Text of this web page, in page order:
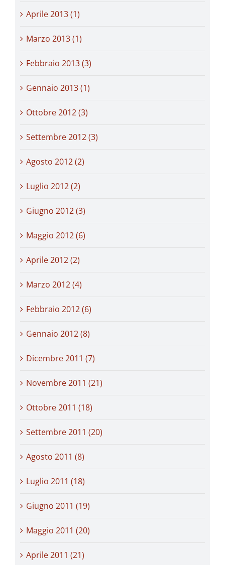
Aprile 2013 (1)
Marzo 2013 (1)
Febbraio 2013 (3)
Gennaio 2013 (1)
Ottobre 2012 (3)
Settembre 2012 (3)
Agosto 2012 (2)
Luglio 2012 (2)
Giugno 2012 (3)
Maggio 2012 (6)
Aprile 2012 (2)
Marzo 2012 (4)
Febbraio 2012 (6)
Gennaio 2012 (8)
Dicembre 2011 (7)
Novembre 2011 (21)
Ottobre 2011 (18)
Settembre 2011 (20)
Agosto 2011 (8)
Luglio 2011 (18)
Giugno 2011 (19)
Maggio 2011 (20)
Aprile 2011 (21)